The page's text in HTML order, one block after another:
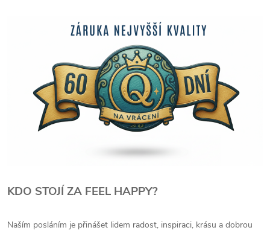
KDO STOJÍ ZA FEEL HAPPY?
Naším posláním je přinášet lidem radost, inspiraci, krásu a dobrou